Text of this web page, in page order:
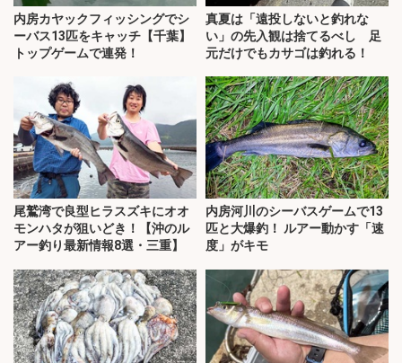
内房カヤックフィッシングでシ
ーバス13匹をキャッチ【千葉】
トップゲームで連発！
真夏は「遠投しないと釣れな
い」の先入観は捨てるべし 足
元だけでもカサゴは釣れる！
尾鷲湾で良型ヒラスズキにオオ
モンハタが狙いどき！【沖のル
アー釣り最新情報8選・三重】
内房河川のシーバスゲームで13
匹と大爆釣！ ルアー動かす「速
度」がキモ